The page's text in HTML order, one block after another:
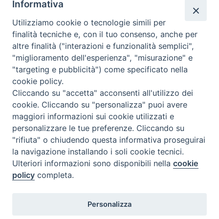
Le iscrizioni sono possibili dal 21 febbraio 2019 ed entro
il 20 aprile 2019 (o fino ad esaurimento posti) presso la
Segreteria dell’Istituto Superiore di Scienze Religiose. Per
informazioni: tel. 02 8631 8503 fax 02 8631 8241 e-mail:
Informativa
Utilizziamo cookie o tecnologie simili per
finalità tecniche e, con il tuo consenso, anche per
altre finalità ("interazioni e funzionalità semplici",
"miglioramento dell'esperienza", "misurazione" e
"targeting e pubblicità") come specificato nella
cookie policy.
Cliccando su "accetta" acconsenti all'utilizzo dei
cookie. Cliccando su "personalizza" puoi avere
maggiori informazioni sui cookie utilizzati e
personalizzare le tue preferenze. Cliccando su
"rifiuta" o chiudendo questa informativa proseguirai
la navigazione installando i soli cookie tecnici.
Ulteriori informazioni sono disponibili nellacookie
policy completa.
Personalizza